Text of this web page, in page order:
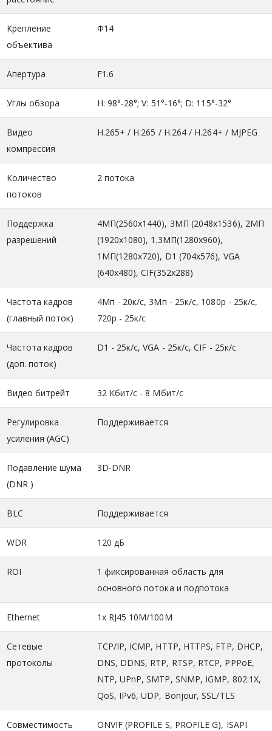
Крепление
объектива
Ф14
Апертура F1.6
Углы обзора H: 98°-28°; V: 51°-16°; D: 115°-32°
Видео
компрессия
H.265+ / H.265 / H.264 / H.264+ / MJPEG
Количество
потоков
2 потока
Поддержка
разрешений
4МП(2560х1440), 3MП (2048x1536), 2МП
(1920x1080), 1.3MП(1280x960),
1МП(1280x720), D1 (704x576), VGA
(640x480), CIF(352x288)
Частота кадров
(главный поток)
4Мп - 20к/с, 3Мп - 25к/с, 1080р - 25к/с,
720р - 25к/с
Частота кадров
(доп. поток)
D1 - 25к/c, VGA - 25к/с, CIF - 25к/с
Видео битрейт 32 Кбит/с - 8 Mбит/с
Регулировка
усиления (AGC)
Поддерживается
Подавление шума
(DNR )
3D-DNR
BLC Поддерживается
WDR 120 дБ
ROI
1 фиксированная область для
основного потока и подпотока
Ethernet 1x RJ45 10M/100M
Сетевые
протоколы
TCP/IP, ICMP, HTTP, HTTPS, FTP, DHCP,
DNS, DDNS, RTP, RTSP, RTCP, PPPoE,
NTP, UPnP, SMTP, SNMP, IGMP, 802.1X,
QoS, IPv6, UDP, Bonjour, SSL/TLS
Совместимость ONVIF (PROFILE S, PROFILE G), ISAPI